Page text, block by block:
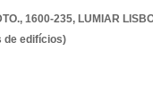
1600-235, LUMIAR
de edifícios)